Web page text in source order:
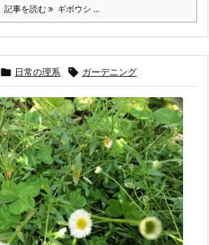
記事を読む ギボウシ ...
 日常の理系  ガーデニング